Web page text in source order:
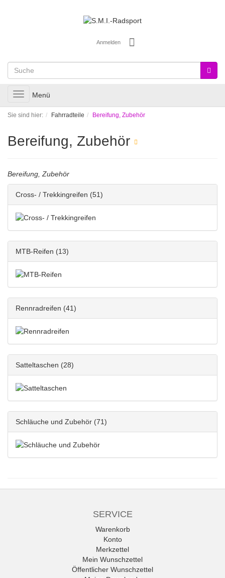
Anmelden
Toggle
navigation
Menü
Sie sind hier: Fahrradteile Bereifung, Zubehör
Bereifung, Zubehör
Bereifung, Zubehör
Cross- / Trekkingreifen (51)
MTB-Reifen (13)
Rennradreifen (41)
Satteltaschen (28)
Schläuche und Zubehör (71)
SERVICE
Warenkorb
Konto
Merkzettel
Mein Wunschzettel
Öffentlicher Wunschzettel